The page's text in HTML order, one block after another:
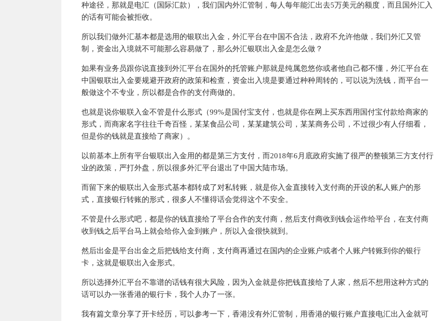
种途径，那就是电汇（国际汇款），我们国内外汇管制，每人每年能汇出去5万美元的额度，而且国外汇入
的话有可能会被拒收。
所以我们做外汇基本都是选用的银联出入金，外汇平台在中国不合法，政府不允许他做，我们外汇又管
制，资金出入境就不可能那么容易做了，那么外汇银联出入金是怎么做？
如果有业务员跟你说直接到外汇平台在国外的托管账户那就是纯属忽悠你或者他自己都不懂，外汇平台在
中国银联出入金要规避开政府的政策和检查，资金出入境是要通过种种周转的，可以说为洗钱，而平台一
般做这个不专业，所以都是合作的支付商做的。
也就是说你银联入金不管是什么形式（99%是国付宝支付，也就是你在网上买东西用国付宝付款给商家的
形式，而商家名字往往千奇百怪，某某食品公司，某某建筑公司，某某商务公司，不过很少有人仔细看，
但是你的钱就是直接给了商家）。
以前基本上所有平台银联出入金用的都是第三方支付，而2018年6月底政府实施了很严的整顿第三方支付行
业的政策，严打外盘，所以很多外汇平台退出了中国大陆市场。
而留下来的银联出入金形式基本都转成了对私转账，就是你入金直接转入支付商的开设的私人账户的形
式，直接银行转账的形式，很多人不懂得话会觉得这个不安全。
不管是什么形式吧，都是你的钱直接给了平台合作的支付商，然后支付商收到钱会运作给平台，在支付商
收到钱之后平台马上就会给你入金到账户，所以入金很快就到。
然后出金是平台出金之后把钱给支付商，支付商再通过在国内的企业账户或者个人账户转账到你的银行
卡，这就是银联出入金形式。
所以选择外汇平台不靠谱的话钱有很大风险，因为入金就是你把钱直接给了人家，然后不想用这种方式的
话可以办一张香港的银行卡，我个人办了一张。
我有篇文章分享了开卡经历，可以参考一下，香港没有外汇管制，用香港的银行账户直接电汇出入金就可